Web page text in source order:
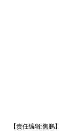
【责任编辑:焦鹏】